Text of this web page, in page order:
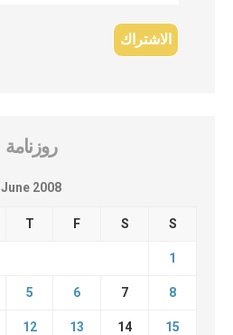
روزنامة
June 2008
T F S S
1
5 6 7 8
12 13 14 15